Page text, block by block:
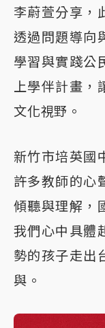
李蔚萱分享，
透過問題導向
學習與實踐公
上學伴計畫
文化視野。
新竹市培英國
許多教師的心
傾聽與理解，
我們心中具體
勢的孩子走出
與。